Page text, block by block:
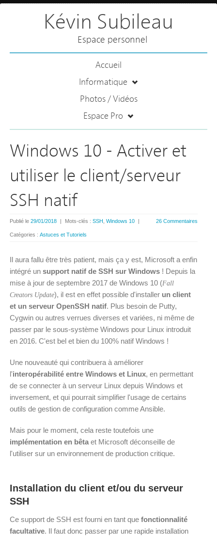
Kévin Subileau
Espace personnel
Accueil
Informatique
Photos / Vidéos
Espace Pro
Windows 10 - Activer et
utiliser le client/serveur
SSH natif
26 Commentaires
Publié le 29/01/2018 | Mots-clés : SSH Windows 10 |
Catégories : Astuces et Tutoriels
Il aura fallu être très patient, mais ça y est, Microsoft a enfin
intégré un support natif de SSH sur Windows ! Depuis la
mise à jour de septembre 2017 de Windows 10 (Fall
Creators Update), il est en effet possible d'installer un client
et un serveur OpenSSH natif. Plus besoin de Putty,
Cygwin ou autres verrues diverses et variées, ni même de
passer par le sous-système Windows pour Linux introduit
en 2016. C'est bel et bien du 100% natif Windows !
Une nouveauté qui contribuera à améliorer
l'interopérabilité entre Windows et Linux, en permettant
de se connecter à un serveur Linux depuis Windows et
inversement, et qui pourrait simplifier l'usage de certains
outils de gestion de configuration comme Ansible.
Mais pour le moment, cela reste toutefois une
implémentation en bêta et Microsoft déconseille de
l'utiliser sur un environnement de production critique.
Installation du client et/ou du serveur
SSH
Ce support de SSH est fourni en tant que fonctionnalité
facultative. Il faut donc passer par une rapide installation